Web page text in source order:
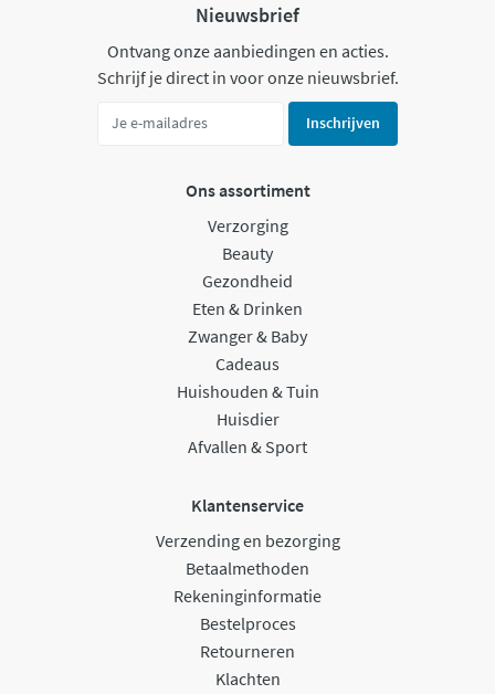
Nieuwsbrief
Ontvang onze aanbiedingen en acties.
Schrijf je direct in voor onze nieuwsbrief.
Inschrijven
Ons assortiment
Verzorging
Beauty
Gezondheid
Eten & Drinken
Zwanger & Baby
Cadeaus
Huishouden & Tuin
Huisdier
Afvallen & Sport
Klantenservice
Verzending en bezorging
Betaalmethoden
Rekeninginformatie
Bestelproces
Retourneren
Klachten